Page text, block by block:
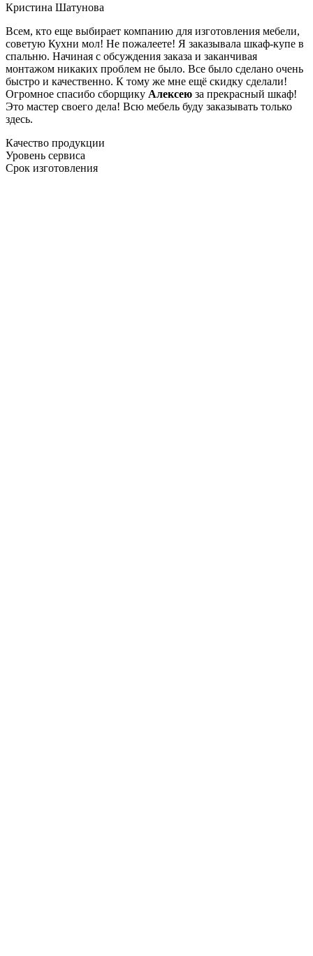
Кристина Шатунова
Всем, кто еще выбирает компанию для изготовления мебели,
советую Кухни мол! Не пожалеете! Я заказывала шкаф-купе в
спальню. Начиная с обсуждения заказа и заканчивая
монтажом никаких проблем не было. Все было сделано очень
быстро и качественно. К тому же мне ещё скидку сделали!
Огромное спасибо сборщику Алексею за прекрасный шкаф!
Это мастер своего дела! Всю мебель буду заказывать только
здесь.
Качество продукции
Уровень сервиса
Срок изготовления